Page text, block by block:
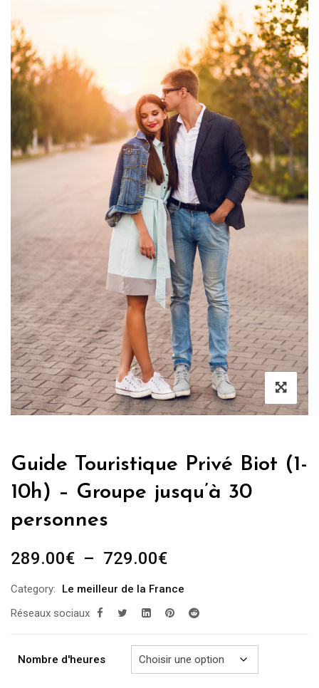
Guide Touristique Privé Biot (1-
10h) – Groupe jusqu’à 30
personnes
289.00€ – 729.00€Plage
prix :
289.00€
729.00€
Category:
Le meilleur de la France
Réseaux sociaux
Nombre d'heures